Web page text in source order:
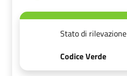
Stato di rilevazione
Codice Verde